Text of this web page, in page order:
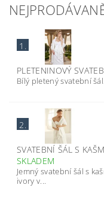
1.
PLETENINOVÝ
Bílý pletený svatební
2.
SVATEBNÍ ŠÁL S
SKLADEM
Jemný svatební šál s
ivory v...